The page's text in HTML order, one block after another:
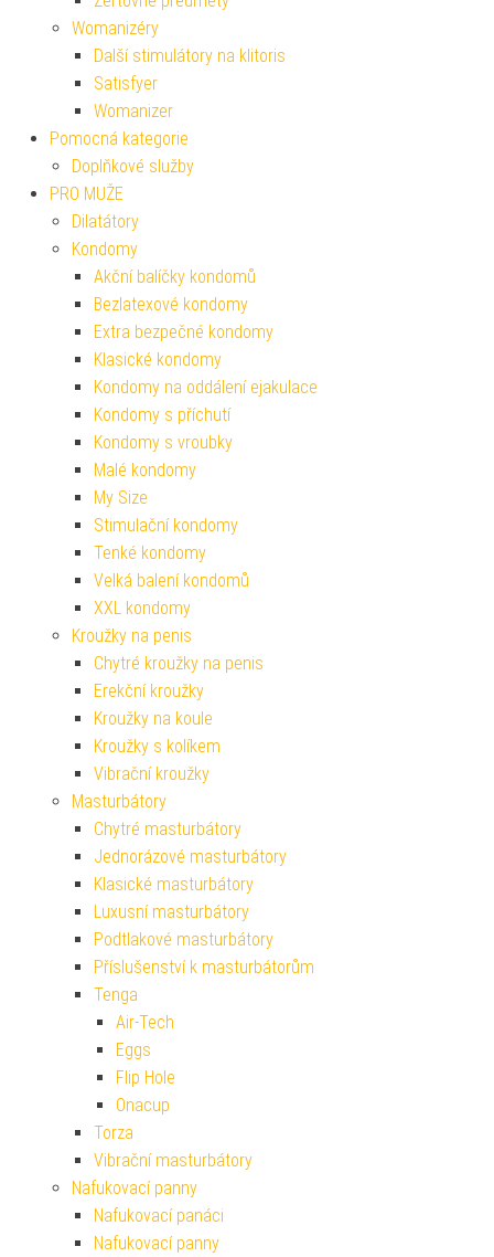
Womanizéry
Další stimulátory na klitoris
Satisfyer
Womanizer
Pomocná kategorie
Doplňkové služby
PRO MUŽE
Dilatátory
Kondomy
Akční balíčky kondomů
Bezlatexové kondomy
Extra bezpečné kondomy
Klasické kondomy
Kondomy na oddálení ejakulace
Kondomy s příchutí
Kondomy s vroubky
Malé kondomy
My Size
Stimulační kondomy
Tenké kondomy
Velká balení kondomů
XXL kondomy
Kroužky na penis
Chytré kroužky na penis
Erekční kroužky
Kroužky na koule
Kroužky s kolíkem
Vibrační kroužky
Masturbátory
Chytré masturbátory
Jednorázové masturbátory
Klasické masturbátory
Luxusní masturbátory
Podtlakové masturbátory
Příslušenství k masturbátorům
Tenga
Air-Tech
Eggs
Flip Hole
Onacup
Torza
Vibrační masturbátory
Nafukovací panny
Nafukovací panáci
Nafukovací panny